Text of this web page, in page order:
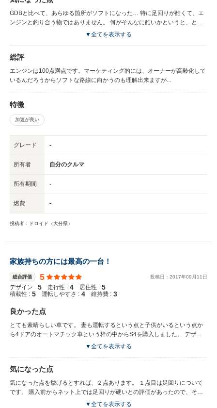
のですが、大きさはともかく、車重はGDBと変わりません。 エンジンが素
晴らしく、特にSIドライブをS#モードとすると、まるでロケットのような
GDBと比べて、あらゆる箇所がソフトになった… 特に足回りが酷くて、エ
ンジンと釣り合う物ではありません。 何がそんなに酷いかというと、とに
かくロールをする。 ロール番長と言っても良いぐらいに。 ちょっとキツ目
飯事です。 スタビが本当に入っているのか疑いたくなるような足です。 も
ちろん、ロールの限界がクルマの限界ではないので、ロールした状態でも速
くは走れるのですが、やはり気持ち良くない。
▼全てを表示する
総評
エンジンは100点満点です。マーケティング的には、オーナーが高齢化して
いるんだろうからソフトな路線に向かうのも理解出来ますが...
特徴
加速が良い
グレード -
所有者 自分のクルマ
所有期間 -
燃費 -
投稿者：ドロイド（大分県）
家族持ちの方には最高の一台！
総合評価 5 投稿日： 2017年09 月 11 日
デザイン : 5 走行性 : 4 居住性 : 5
積載性 : 5 運転しやすさ : 4 維持費 : 3
良かった点
とても素晴らしい車です。 妻も運転するという点と子供がいるという点か
ら4ドアのオートマチック車という枠の中からS4を購入しました。 デザイ
ンはスポーティーでありながら、アイサイトが搭載されており、安全性能も
ンクススペースも広く確保されており、ベビーカーやその他の荷物も問題な
く乗せることが出来ます。
▼全てを表示する
気になった点
気になった点を挙げるとすれば、２点あります。 １点目は足回りについて
です。 購入前からネット上では足回りが硬いとの評価があったので、それ
なりに覚悟はしておりましたが、やはり少し固めかなという印象を持ちまし
▼全てを表示する